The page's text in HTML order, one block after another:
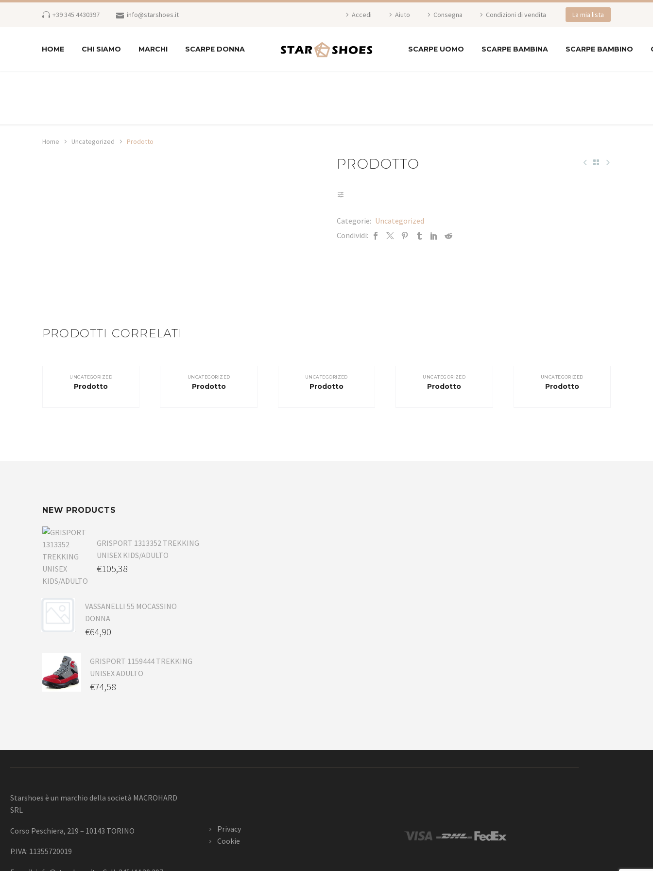
+39 345 4430397 info@starshoes.it Accedi Aiuto Consegna Condizioni di vendita La mia lista
HOME CHI SIAMO MARCHI SCARPE DONNA SCARPE UOMO SCARPE BAMBINA SCARPE BAMBINO
Home Uncategorized Prodotto
PRODOTTO
Categorie: Uncategorized
Condividi:
PRODOTTI CORRELATI
UNCATEGORIZED
Prodotto
UNCATEGORIZED
Prodotto
UNCATEGORIZED
Prodotto
UNCATEGORIZED
Prodotto
UNCATEGORIZED
Prodotto
NEW PRODUCTS
GRISPORT 1313352 TREKKING
UNISEX KIDS/ADULTO
€105,38
VASSANELLI 55 MOCASSINO
DONNA
€64,90
GRISPORT 1159444 TREKKING
UNISEX ADULTO
€74,58
Starshoes è un marchio della società MACROHARD
SRL
Corso Peschiera, 219 – 10143 TORINO
P.IVA: 11355720019
Privacy
Cookie